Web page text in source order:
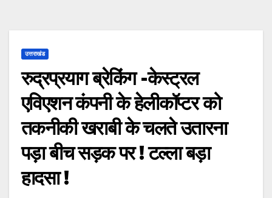
उत्तराखंड
रुद्रप्रयाग ब्रेकिंग -केस्ट्रल
एविएशन कंपनी के हेलीकॉप्टर को
तकनीकी खराबी के चलते उतारना
पड़ा बीच सड़क पर ! टल्ला बड़ा
हादसा !